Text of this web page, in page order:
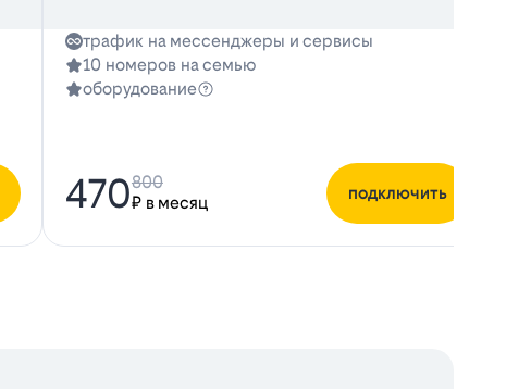
трафик на мессенджеры и сервисы
10 номеров на семью
оборудование
470₽ в месяц
800
подключить